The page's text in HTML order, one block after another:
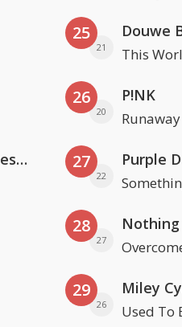
Kris Kross Amsterdam. Sofia Reyes & Tinie Tempah
25
21
Douwe
This
26
20
P!NK
Runaway
27
22
28
27
29
26
Miley
Used To